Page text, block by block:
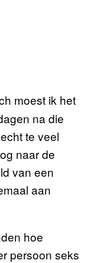
moest ik het
na die
te veel
naar de
van een
aan
hoe
persoon seks